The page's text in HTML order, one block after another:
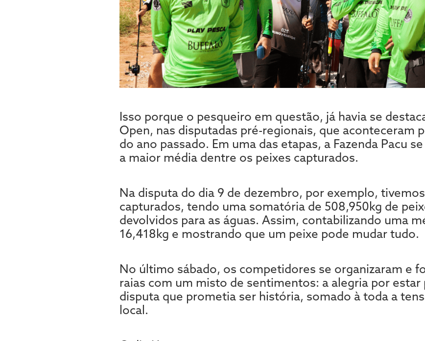
Isso porque o pesqueiro em questão, já havia se
Open, nas disputadas pré-regionais, que aconteceram
do ano passado. Em uma das etapas, a Fazenda Pacu
a maior média dentre os peixes capturados.
Na disputa do dia 9 de dezembro, por exemplo,
capturados, tendo uma somatória de 508,950kg de
devolvidos para as águas. Assim, contabilizando uma
16,418kg e mostrando que um peixe pode mudar tudo.
No último sábado, os competidores se organizaram e
raias com um misto de sentimentos: a alegria por
disputa que prometia ser história, somado à toda a
local.